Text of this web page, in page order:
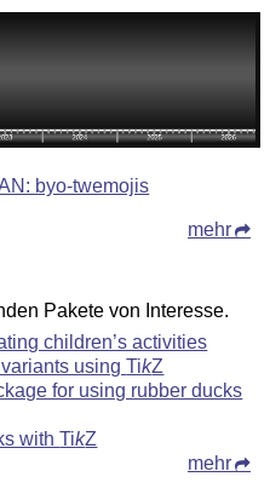
byo-twemojis
mehr
Pakete von Interesse.
children’s activities
usingTikZ
for using rubber ducks
withTikZ
mehr